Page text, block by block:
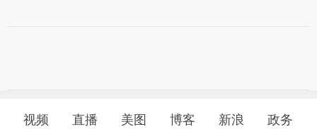
视频 直播 美图 博客 新浪
政务